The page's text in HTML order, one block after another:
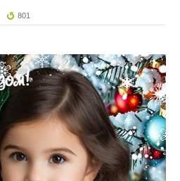
801